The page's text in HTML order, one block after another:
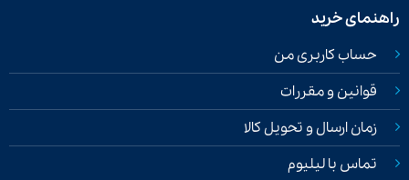
راهنمای خرید
حساب کاربری من
قوانین و مقررات
زمان ارسال و تحویل کالا
تماس با لیلیوم